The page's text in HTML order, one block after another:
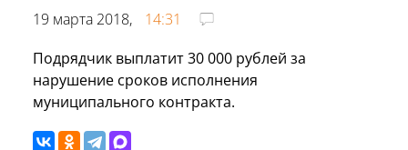
19 марта 2018,
14:31
Подрядчик выплатит 30 000 рублей за
нарушение сроков исполнения
муниципального контракта.